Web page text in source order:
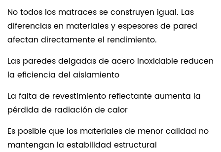
No todos los matraces se construyen igual. Las
diferencias en materiales y espesores de pared
afectan directamente el rendimiento.
Las paredes delgadas de acero inoxidable reducen
la eficiencia del aislamiento
La falta de revestimiento reflectante aumenta la
pérdida de radiación de calor
Es posible que los materiales de menor calidad no
mantengan la estabilidad estructural